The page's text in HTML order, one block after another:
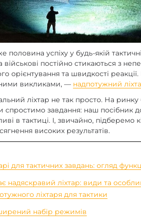
успіху у будь-якій
постійно стикаються з
орієнтування та швидкості
викликами, — надпотужний
ліхтар не так просто. На ринку
завдання: наш посібник
в тактиці. І, звичайно,
високих результатів.
для тактичних завдань: огляд
надяскравий ліхтар: види та
ліхтаря для тактики
набір режимів